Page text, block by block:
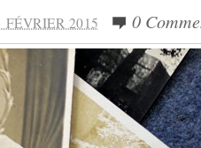
FÉVRIER 2015 0